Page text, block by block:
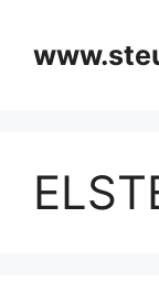
springen